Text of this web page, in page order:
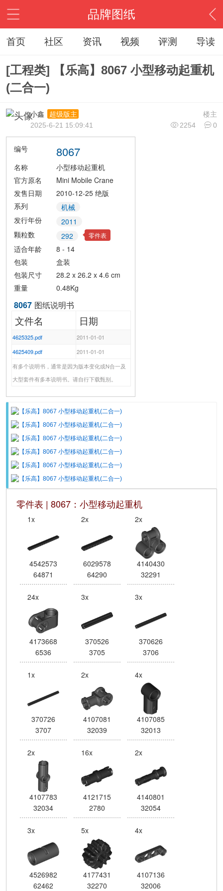
品牌图纸
首页 社区 资讯 视频 评测 导读
[工程类] 【乐高】8067 小型移动起重机
(二合一)
楼主
小鑫
超级版主
2254
0
2025-6-21 15:09:41
编号 8067
名称
小型移动起重机
官方原名
Mini Mobile Crane
发售日期
2010-12-25 绝版
系列
机械
发行年份
2011
颗粒数
292 零件表
适合年龄
8 - 14
包装
盒装
包装尺寸
28.2 x 26.2 x 4.6 cm
重量
0.48Kg
8067 图纸说明书
文件名 日期
4625325.pdf
2011-01-01
4625409.pdf
2011-01-01
有多个说明书，通常是因为版本变化或N合一及
大型套件有多本说明书。请自行下载甄别。
零件表 | 8067：小型移动起重机
1x
4542573
64871
2x
6029578
64290
2x
4140430
32291
24x
4173668
6536
3x
370526
3705
3x
370626
3706
1x
370726
3707
2x
4107081
32039
4x
4107085
32013
2x
4107783
32034
16x
4121715
2780
2x
4140801
32054
3x
4526982
62462
5x
4177431
32270
4x
4107136
32006